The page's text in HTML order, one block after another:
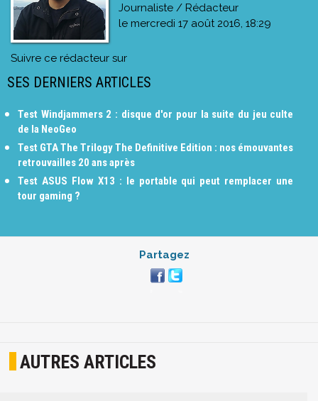
Journaliste / Rédacteur
le mercredi 17 août 2016, 18:29
Suivre ce rédacteur sur
SES DERNIERS ARTICLES
Test Windjammers 2 : disque d'or pour la suite du jeu culte
de la NeoGeo
Test GTA The Trilogy The Definitive Edition : nos émouvantes
retrouvailles 20 ans après
Test ASUS Flow X13 : le portable qui peut remplacer une
tour gaming ?
Partagez
AUTRES ARTICLES